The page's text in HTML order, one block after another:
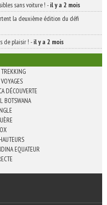
sans voiture ! -il y a 2 mois
la deuxième édition du défi
de plaisir ! -il y a 2 mois
DÉCOUVERTE
BOTSWANA
EQUATEUR